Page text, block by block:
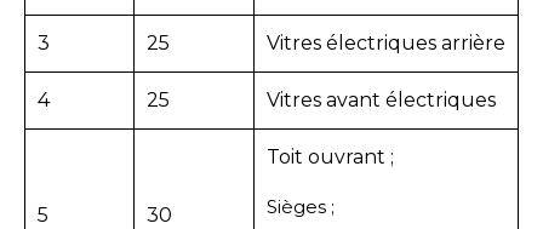
3 25 Vitres électriques arrière
4 25 Vitres avant électriques
5 30
Toit ouvrant ;
Sièges ;